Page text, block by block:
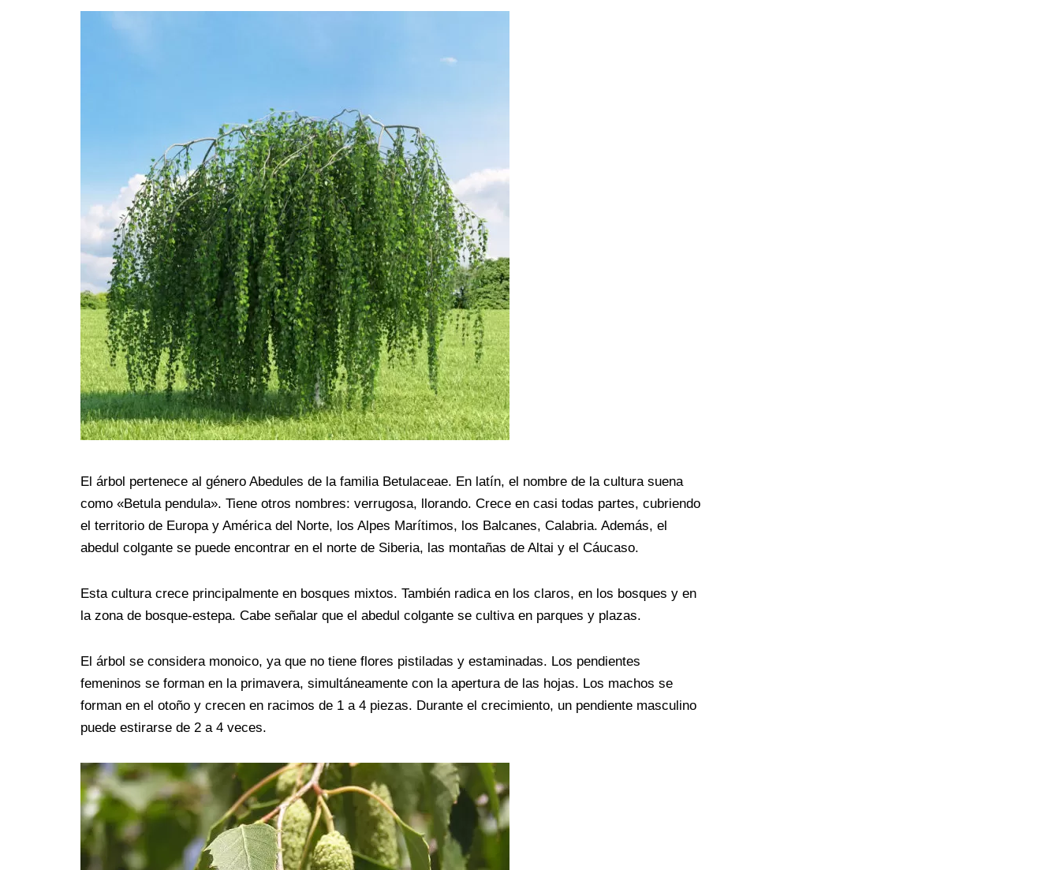
t
r
El árbol pertenece al género Abedules de la familia Betulaceae. En latín, el nombre de la cultura suena
como «Betula pendula». Tiene otros nombres: verrugosa, llorando. Crece en casi todas partes, cubriendo
el territorio de Europa y América del Norte, los Alpes Marítimos, los Balcanes, Calabria. Además, el
abedul colgante se puede encontrar en el norte de Siberia, las montañas de Altai y el Cáucaso.
Esta cultura crece principalmente en bosques mixtos. También radica en los claros, en los bosques y en
la zona de bosque-estepa. Cabe señalar que el abedul colgante se cultiva en parques y plazas.
El árbol se considera monoico, ya que no tiene flores pistiladas y estaminadas. Los pendientes
femeninos se forman en la primavera, simultáneamente con la apertura de las hojas. Los machos se
forman en el otoño y crecen en racimos de 1 a 4 piezas. Durante el crecimiento, un pendiente masculino
puede estirarse de 2 a 4 veces.